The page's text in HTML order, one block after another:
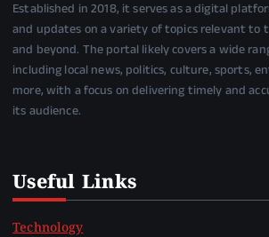
Established in 2018, it serves as a digital
and updates on a variety of topics relevant to
and beyond. The portal likely covers a wide
including local news, politics, culture, sports,
more, with a focus on delivering timely and
its audience.
Useful Links
Technology